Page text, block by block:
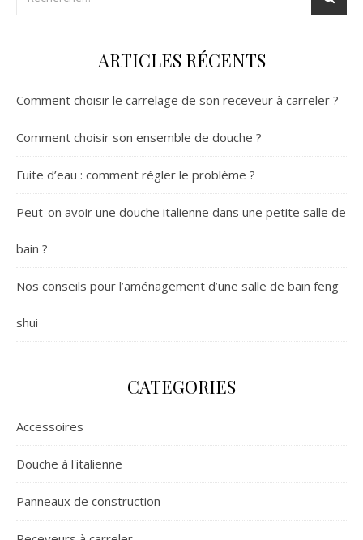
ARTICLES RÉCENTS
Comment choisir le carrelage de son receveur à carreler ?
Comment choisir son ensemble de douche ?
Fuite d’eau : comment régler le problème ?
Peut-on avoir une douche italienne dans une petite salle de
bain ?
Nos conseils pour l’aménagement d’une salle de bain feng
shui
CATEGORIES
Accessoires
Douche à l'italienne
Panneaux de construction